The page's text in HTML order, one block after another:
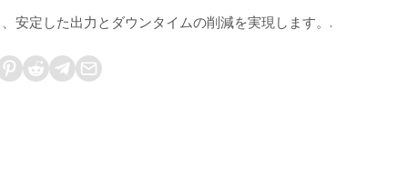
安定した出力とダウンタイムの削減を実現します。.